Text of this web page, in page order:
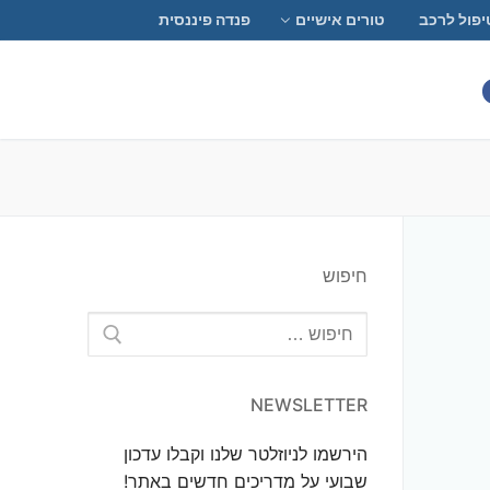
לרכב טורים אישיים פנדה פיננסית
חיפוש
NEWSLETTER
הירשמו לניוזלטר שלנו וקבלו עדכון
שבועי על מדריכים חדשים באתר!